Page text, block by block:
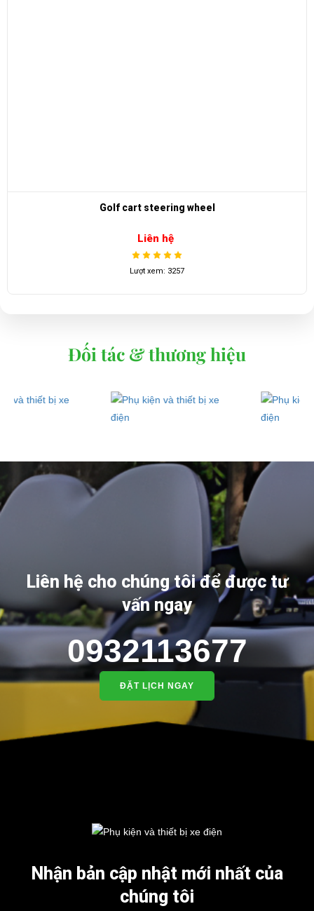
Golf cart steering wheel
Lượt xem: 3257
Đối tác & thương hiệu
Liên hệ cho chúng tôi để được tư
vấn ngay
0932113677
ĐẶT LỊCH NGAY
Nhận bản cập nhật mới nhất của
chúng tôi